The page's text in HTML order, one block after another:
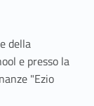
della
e presso la
"Ezio